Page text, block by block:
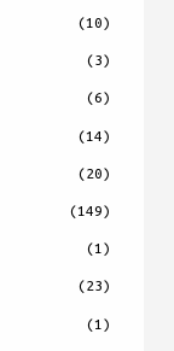
(10)
(3)
(6)
(14)
(20)
(149)
(1)
(23)
(1)